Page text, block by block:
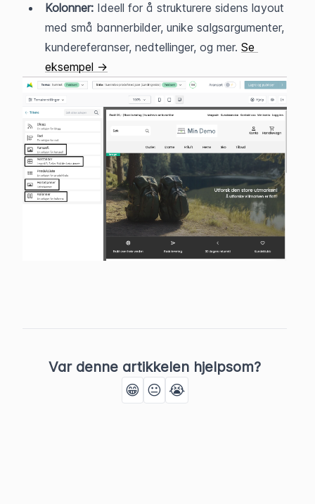
Kolonner: Ideell for å strukturere sidens layout
med små bannerbilder, unike salgsargumenter,
kundereferanser, nedtellinger, og mer. Se
eksempel →
Var denne artikkelen hjelpsom?
😁 😐 😭